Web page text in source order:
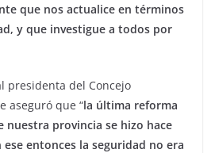
que nos actualice en términos
y que investigue a todos por
presidenta del Concejo
aseguró que “la última reforma
nuestra provincia se hizo hace
ese entonces la seguridad no era